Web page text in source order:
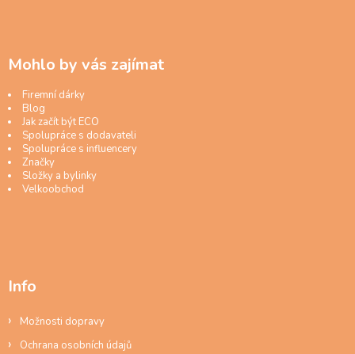
Mohlo by vás zajímat
Firemní dárky
Blog
Jak začít být ECO
Spolupráce s dodavateli
Spolupráce s influencery
Značky
Složky a bylinky
Velkoobchod
Info
Možnosti dopravy
Ochrana osobních údajů